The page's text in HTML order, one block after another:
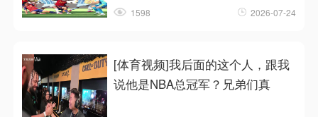
1598 2026-07-24
[体育视频]我后面的这个人，跟我
说他是NBA总冠军？兄弟们真